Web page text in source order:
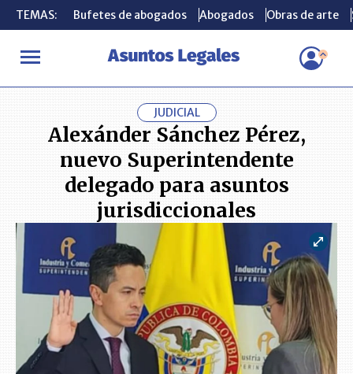
TEMAS: Bufetes de abogados Abogados Obras de arte
INICIO ACTUALIDAD Alexánder Sánchez Pérez, nuevo
TEMAS: Bufetes de abogados Abogados Obras de arte
JUDICIAL
Alexánder Sánchez Pérez,
nuevo Superintendente
delegado para asuntos
jurisdiccionales